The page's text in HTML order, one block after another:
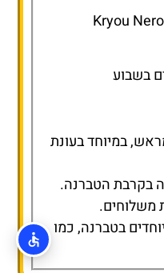
Kryou
במיוחד בעונת
בקרבת הטברנה.
משלוחים.
בטברנה, כמו